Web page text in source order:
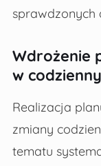
sprawdzonych
Wdrożenie
w
Realizacja
zmiany
tematu